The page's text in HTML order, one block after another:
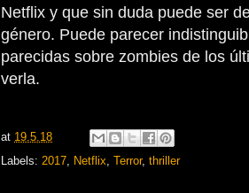
Netflix y que sin duda puede ser
género. Puede parecer
parecidas sobre zombies de los
verla.
at 19.5.18
Labels: 2017, Netflix, Terror, thriller